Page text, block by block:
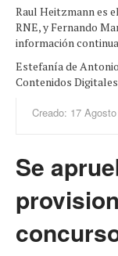
Raul Heitzmann es
RNE, y Fernando
información
Estefanía de
Contenidos
Creado: 17
Se